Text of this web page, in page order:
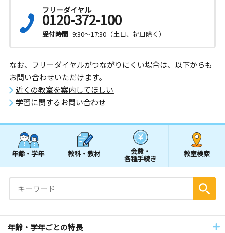
フリーダイヤル
0120-372-100
受付時間 9:30～17:30（土日、祝日除く）
なお、フリーダイヤルがつながりにくい場合は、以下からも
お問い合わせいただけます。
近くの教室を案内してほしい
学習に関するお問い合わせ
年齢・学年 教科・教材 会費・
各種手続き
教室検索
年齢・学年ごとの特長